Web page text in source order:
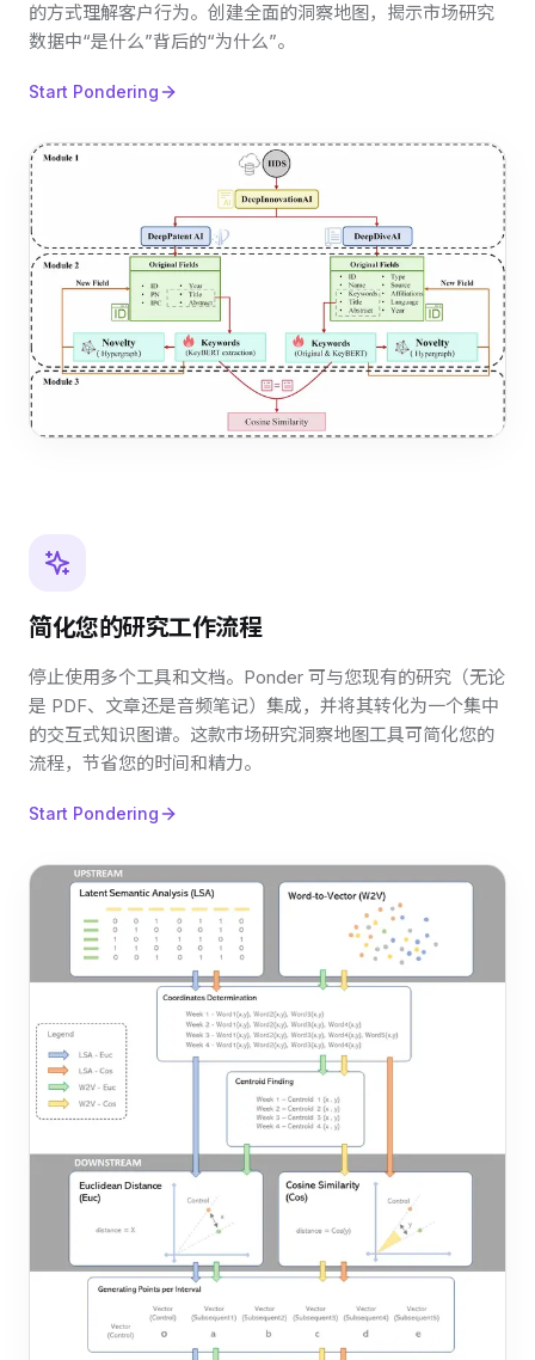
的方式理解客户行为。创建全面的洞察地图，揭示市场研究
数据中“是什么”背后的“为什么”。
Start Pondering
简化您的研究工作流程
停止使用多个工具和文档。Ponder 可与您现有的研究（无论
是 PDF、文章还是音频笔记）集成，并将其转化为一个集中
的交互式知识图谱。这款市场研究洞察地图工具可简化您的
流程，节省您的时间和精力。
Start Pondering